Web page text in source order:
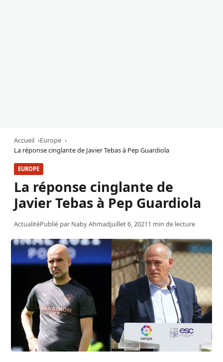
Accueil
Europe
La réponse cinglante de Javier Tebas à Pep Guardiola
EUROPE
La réponse cinglante de
Javier Tebas à Pep Guardiola
ActualitéPublié par Naby Ahmadjuillet 6, 20211 min de lecture